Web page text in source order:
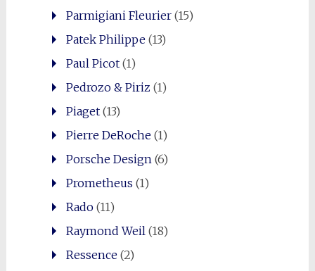
Parmigiani Fleurier(15)
Patek Philippe(13)
Paul Picot(1)
Pedrozo & Piriz (1)
Piaget(13)
Pierre DeRoche(1)
Porsche Design(6)
Prometheus (1)
Rado(11)
Raymond Weil(18)
Ressence(2)